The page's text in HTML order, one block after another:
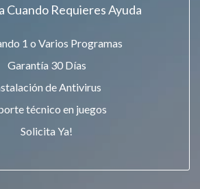
Cuando Requieres Ayuda
1 o Varios Programas
Garantía 30 Días
de Antivirus
técnico en juegos
Solicita Ya!